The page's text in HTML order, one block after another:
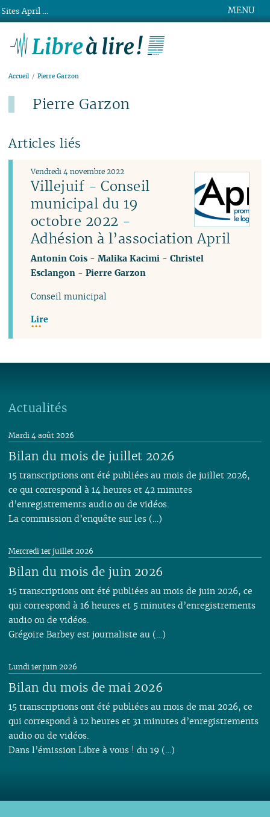
MENU
Accueil Pierre Garzon
Pierre Garzon
Articles liés
Villejuif - Conseil
municipal du 19
octobre 2022 -
Adhésion à l’association April
Vendredi 4 novembre 2022
Antonin Cois -Malika Kacimi -Christel
Esclangon -Pierre Garzon
Conseil municipal
Lire
Actualités
Bilan du mois de juillet 2026
Mardi 4 août 2026
15 transcriptions ont été publiées au mois de juillet 2026,
ce qui correspond à 14 heures et 42 minutes
d’enregistrements audio ou de vidéos.
La commission d’enquête sur les (…)
Bilan du mois de juin 2026
Mercredi 1er juillet 2026
15 transcriptions ont été publiées au mois de juin 2026, ce
qui correspond à 16 heures et 5 minutes d’enregistrements
audio ou de vidéos.
Grégoire Barbey est journaliste au (…)
Bilan du mois de mai 2026
Lundi 1er juin 2026
15 transcriptions ont été publiées au mois de mai 2026, ce
qui correspond à 12 heures et 31 minutes d’enregistrements
audio ou de vidéos.
Dans l’émission Libre à vous ! du 19 (…)
Sites April ...